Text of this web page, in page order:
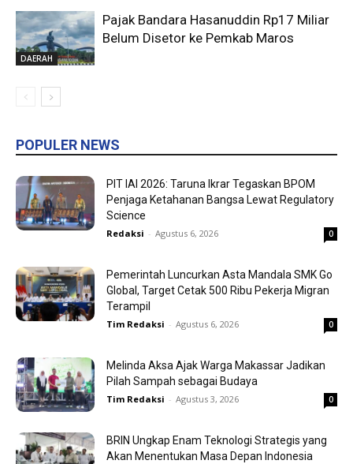
DAERAH
Pajak Bandara Hasanuddin Rp17 Miliar
Belum Disetor ke Pemkab Maros
POPULER NEWS
PIT IAI 2026: Taruna Ikrar Tegaskan BPOM
Penjaga Ketahanan Bangsa Lewat Regulatory
Science
Redaksi - Agustus 6, 2026 0
Pemerintah Luncurkan Asta Mandala SMK Go
Global, Target Cetak 500 Ribu Pekerja Migran
Terampil
Tim Redaksi - Agustus 6, 2026 0
Melinda Aksa Ajak Warga Makassar Jadikan
Pilah Sampah sebagai Budaya
Tim Redaksi - Agustus 3, 2026 0
BRIN Ungkap Enam Teknologi Strategis yang
Akan Menentukan Masa Depan Indonesia